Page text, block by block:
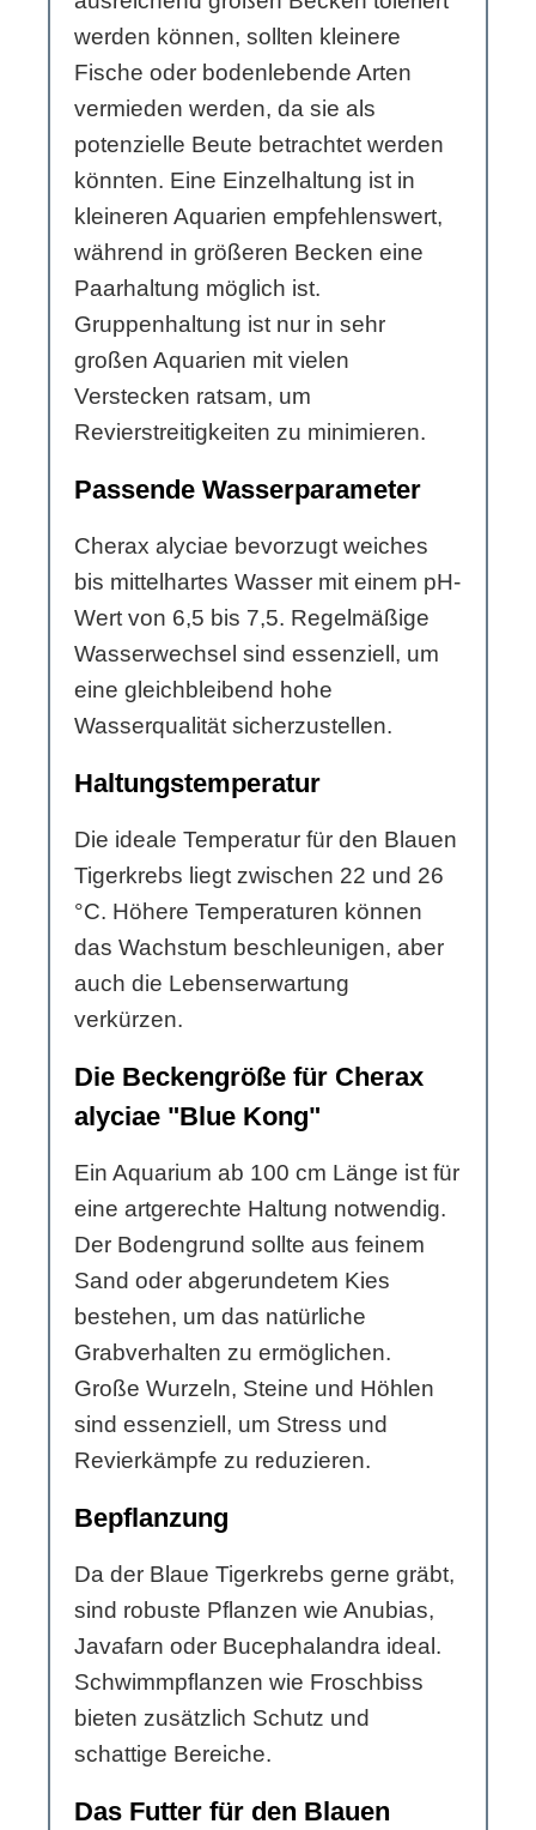
werden können, sollten kleinere
Fische oder bodenlebende Arten
vermieden werden, da sie als
potenzielle Beute betrachtet werden
könnten. Eine Einzelhaltung ist in
kleineren Aquarien empfehlenswert,
während in größeren Becken eine
Paarhaltung möglich ist.
Gruppenhaltung ist nur in sehr
großen Aquarien mit vielen
Verstecken ratsam, um
Revierstreitigkeiten zu minimieren.
Passende Wasserparameter
Cherax alyciae bevorzugt weiches
bis mittelhartes Wasser mit einem pH-
Wert von 6,5 bis 7,5. Regelmäßige
Wasserwechsel sind essenziell, um
eine gleichbleibend hohe
Wasserqualität sicherzustellen.
Haltungstemperatur
Die ideale Temperatur für den Blauen
Tigerkrebs liegt zwischen 22 und 26
°C. Höhere Temperaturen können
das Wachstum beschleunigen, aber
auch die Lebenserwartung
verkürzen.
Die Beckengröße für Cherax
alyciae "Blue Kong"
Ein Aquarium ab 100 cm Länge ist für
eine artgerechte Haltung notwendig.
Der Bodengrund sollte aus feinem
Sand oder abgerundetem Kies
bestehen, um das natürliche
Grabverhalten zu ermöglichen.
Große Wurzeln, Steine und Höhlen
sind essenziell, um Stress und
Revierkämpfe zu reduzieren.
Bepflanzung
Da der Blaue Tigerkrebs gerne gräbt,
sind robuste Pflanzen wie Anubias,
Javafarn oder Bucephalandra ideal.
Schwimmpflanzen wie Froschbiss
bieten zusätzlich Schutz und
schattige Bereiche.
Das Futter für den Blauen